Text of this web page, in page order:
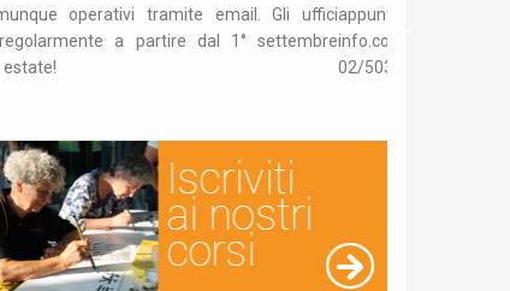
email. Gli uffici
dal 1° settembre
appuntamento mandando
info.confucio@unimi.it o